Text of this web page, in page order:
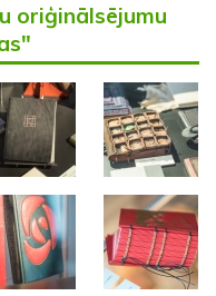
oriģinālsējumu